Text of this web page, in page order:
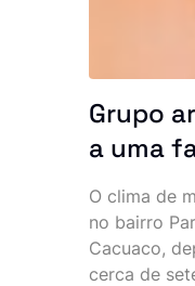
recebeu
cessante
Grupo
a uma
uma
navios
O clima de
no bairro
Cacuaco,
cerca de